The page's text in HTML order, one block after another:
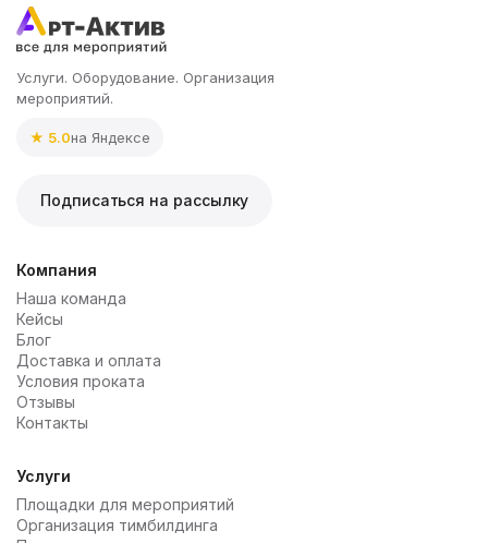
Услуги. Оборудование. Организация
мероприятий.
★ 5.0на Яндексе
Подписаться на рассылку
Компания
Наша команда
Кейсы
Блог
Доставка и оплата
Условия проката
Отзывы
Контакты
Услуги
Площадки для мероприятий
Организация тимбилдинга